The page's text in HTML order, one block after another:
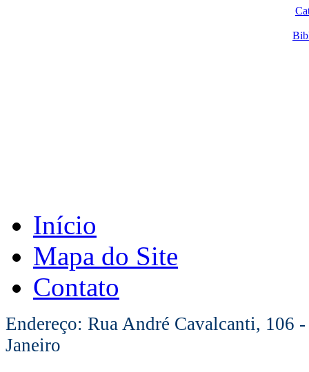
Início
Mapa do Site
Contato
Endereço: Rua André Cavalcanti, 106
Janeiro